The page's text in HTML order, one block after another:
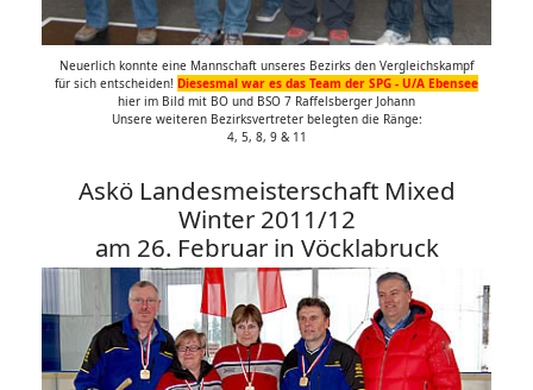
Neuerlich konnte eine Mannschaft unseres Bezirks den Vergleichskampf
für sich entscheiden! Diesesmal war es das Team der SPG - U/A Ebensee
hier im Bild mit BO und BSO 7 Raffelsberger Johann
Unsere weiteren Bezirksvertreter belegten die Ränge:
4, 5, 8, 9 & 11
Askö Landesmeisterschaft Mixed
Winter 2011/12
am 26. Februar in Vöcklabruck